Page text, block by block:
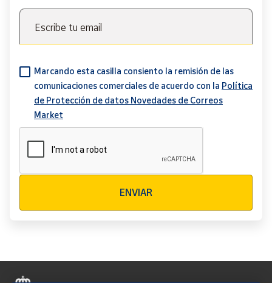
Escribe tu email
Marcando esta casilla consiento la remisión de las
comunicaciones comerciales de acuerdo con la Política
de Protección de datos Novedades de Correos
Market
ENVIAR